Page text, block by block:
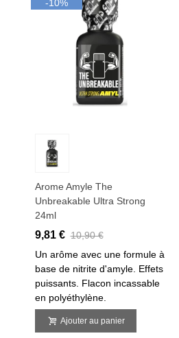
-10%
Arome Amyle The
Unbreakable Ultra Strong
24ml
9,81 € 10,90 €
Un arôme avec une formule à
base de nitrite d'amyle. Effets
puissants. Flacon incassable
en polyéthylène.
Ajouter au panier